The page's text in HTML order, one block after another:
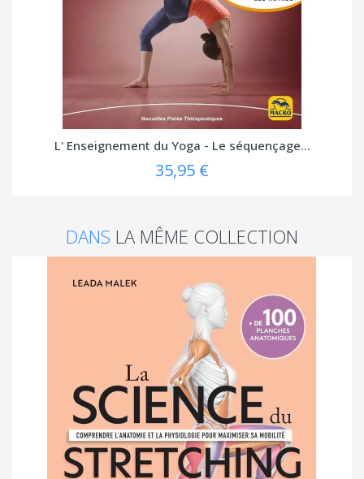
L' Enseignement du Yoga - Le séquençage...
35,95 €
DANS LA MÊME COLLECTION